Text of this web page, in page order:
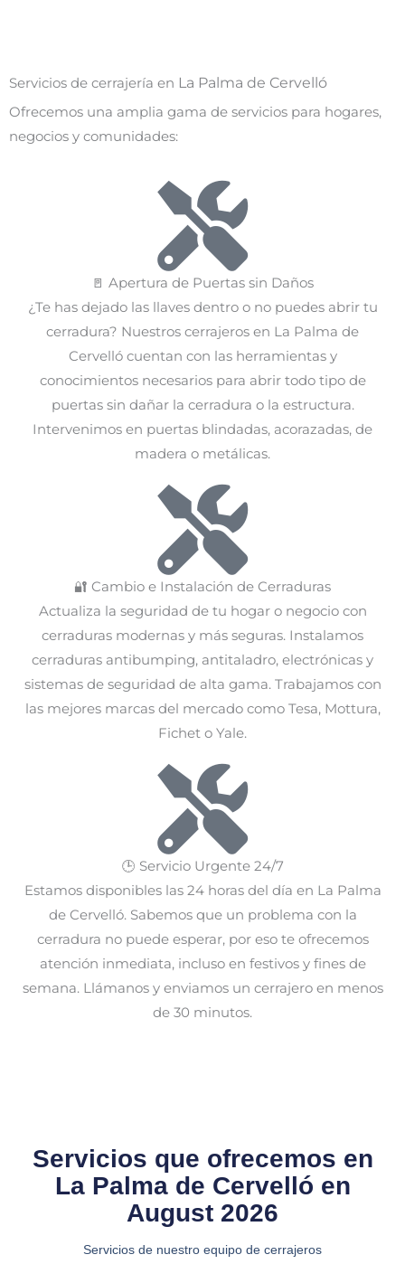
Servicios de cerrajería en La Palma de Cervelló
Ofrecemos una amplia gama de servicios para hogares,
negocios y comunidades:
🚪 Apertura de Puertas sin Daños
¿Te has dejado las llaves dentro o no puedes abrir tu
cerradura? Nuestros cerrajeros en La Palma de
Cervelló cuentan con las herramientas y
conocimientos necesarios para abrir todo tipo de
puertas sin dañar la cerradura o la estructura.
Intervenimos en puertas blindadas, acorazadas, de
madera o metálicas.
🔐 Cambio e Instalación de Cerraduras
Actualiza la seguridad de tu hogar o negocio con
cerraduras modernas y más seguras. Instalamos
cerraduras antibumping, antitaladro, electrónicas y
sistemas de seguridad de alta gama. Trabajamos con
las mejores marcas del mercado como Tesa, Mottura,
Fichet o Yale.
🕒 Servicio Urgente 24/7
Estamos disponibles las 24 horas del día en La Palma
de Cervelló. Sabemos que un problema con la
cerradura no puede esperar, por eso te ofrecemos
atención inmediata, incluso en festivos y fines de
semana. Llámanos y enviamos un cerrajero en menos
de 30 minutos.
Servicios que ofrecemos en
La Palma de Cervelló en
August 2026
Servicios de nuestro equipo de cerrajeros